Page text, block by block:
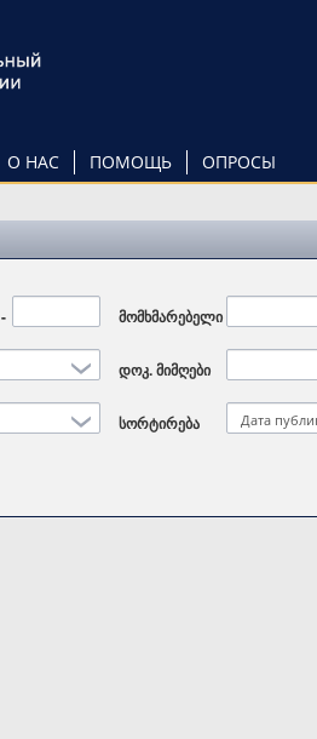
О НАС ПОМОЩЬ ОПРОСЫ
- მომხმარებელი
დოკ. მიმღები
სორტირება Дата